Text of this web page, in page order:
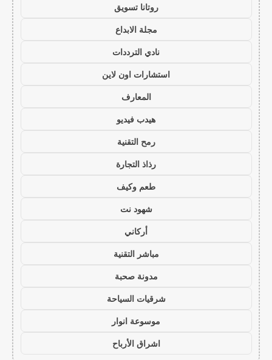
روتانا تسويق
مجلة الابداع
نادي الترددات
استشارات اون لاين
المعارف
هيدب فيديو
رمح التقنية
رذاذ التجارة
طعم وكيف
شهود نت
أركاني
مباشر التقنية
مدونة صحبة
شرقيات السياحة
موسوعة انوار
اشراق الأرباح